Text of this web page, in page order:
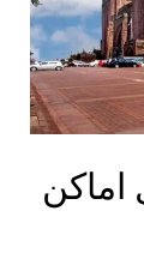
اماكن